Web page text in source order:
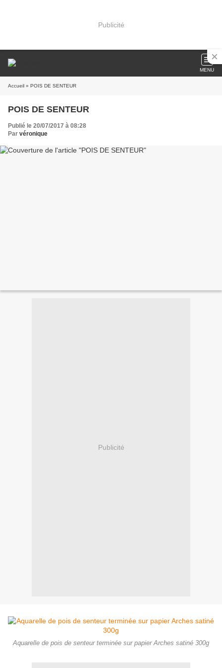
Publicité
MENU
Accueil » POIS DE SENTEUR
POIS DE SENTEUR
Publié le 20/07/2017 à 08:28
Par véronique
Publicité
Aquarelle de pois de senteur terminée sur papier Arches satiné 300g